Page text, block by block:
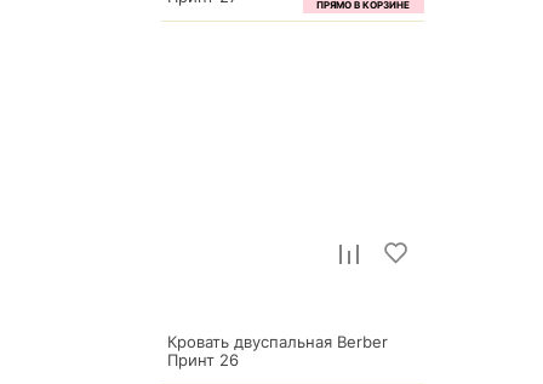
44 795
Кровать двуспальная Berber
Принт 26
63 993 р.
44 795